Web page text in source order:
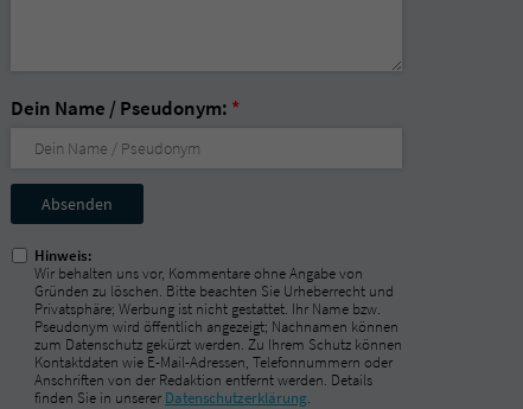
Dein Name / Pseudonym: *
Nicht
ausfüllen!
Hinweis:
Wir behalten uns vor, Kommentare ohne Angabe von
Gründen zu löschen. Bitte beachten Sie Urheberrecht und
Privatsphäre; Werbung ist nicht gestattet. Ihr Name bzw.
Pseudonym wird öffentlich angezeigt; Nachnamen können
zum Datenschutz gekürzt werden. Zu Ihrem Schutz können
Kontaktdaten wie E-Mail-Adressen, Telefonnummern oder
Anschriften von der Redaktion entfernt werden. Details
finden Sie in unserer Datenschutzerklärung.